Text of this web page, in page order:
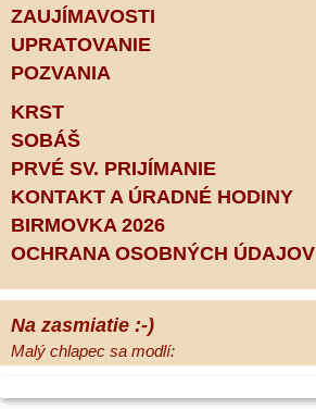
ZAUJÍMAVOSTI
UPRATOVANIE
POZVANIA
KRST
SOBÁŠ
PRVÉ SV. PRIJÍMANIE
KONTAKT A ÚRADNÉ HODINY
BIRMOVKA 2026
OCHRANA OSOBNÝCH ÚDAJOV
Na zasmiatie :-)
Malý chlapec sa modlí:
mamičku a prosím aj za Teba, Pane Bože,